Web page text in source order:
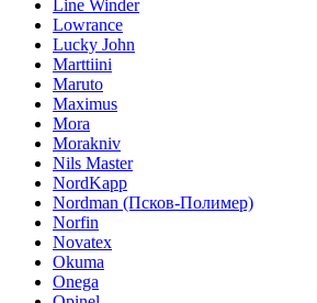
Line Winder
Lowrance
Lucky John
Marttiini
Maruto
Maximus
Mora
Morakniv
Nils Master
NordKapp
Nordman (Псков-Полимер)
Norfin
Novatex
Okuma
Onega